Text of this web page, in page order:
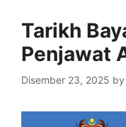
Tarikh
Penjawat
Disember 23, 2025 by